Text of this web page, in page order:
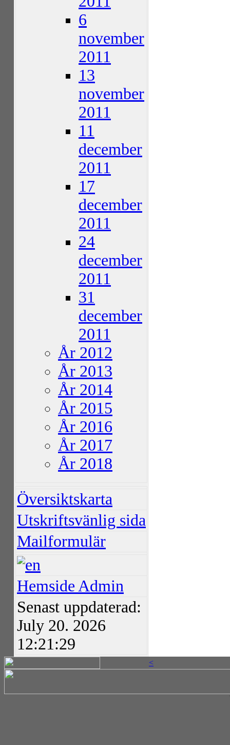
6
november
2011
13
november
2011
11
december
2011
17
december
2011
24
december
2011
31
december
2011
År 2012
År 2013
År 2014
År 2015
År 2016
År 2017
År 2018
Översiktskarta
Utskriftsvänlig sida
Mailformulär
Hemside Admin
Senast uppdaterad:
July 20. 2026
12:21:29
<